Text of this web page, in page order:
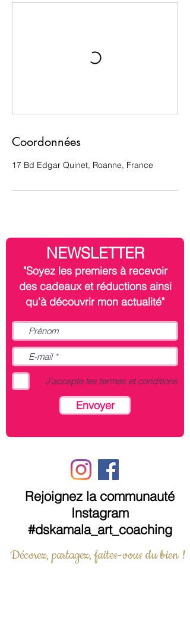
Coordonnées
17 Bd Edgar Quinet, Roanne, France
NEWSLETTER
"Soyez les premiers à recevoir
des cadeaux et réductions ainsi
qu'à découvrir mon actualité"
J’accepte les termes et conditions
Envoyer
Rejoignez la communauté
Instagram
#dskamala_art_coaching
Décorez, partagez, faites-vous du bien !